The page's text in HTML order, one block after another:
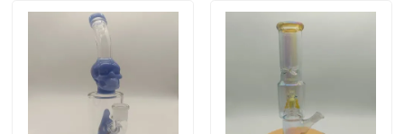
مسامير بانجر كوارتز
تدخين الزجاج بونغ
حفارات داب الزجاج